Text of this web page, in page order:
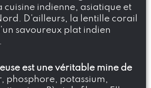
cuisine indienne, asiatique et
D’ailleurs, la lentille corail
savoureux plat indien
est une véritable mine de
phosphore, potassium,